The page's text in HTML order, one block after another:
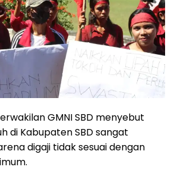
GMNI SBD menyebut
di Kabupaten SBD sangat
digaji tidak sesuai dengan